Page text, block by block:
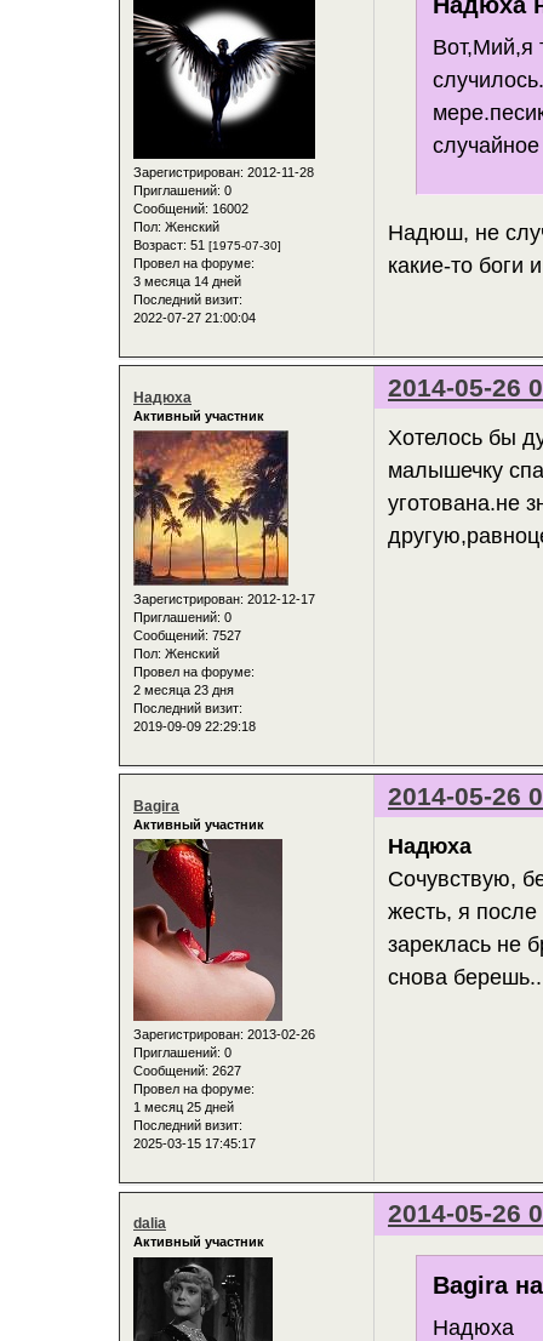
Зарегистрирован: 2012-11-28
Приглашений: 0
Сообщений: 16002
Пол: Женский
Возраст: 51 [1975-07-30]
Провел на форуме:
3 месяца 14 дней
Последний визит:
2022-07-27 21:00:04
Вот,Мий,я
Надюш, не
какие-то боги
2014-05-26
Надюха
Активный участник
Зарегистрирован: 2012-12-17
Приглашений: 0
Сообщений: 7527
Пол: Женский
Провел на форуме:
2 месяца 23 дня
Последний визит:
2019-09-09 22:29:18
Хотелось бы
малышечку
уготована.не
2014-05-26
Bagira
Активный участник
Зарегистрирован: 2013-02-26
Приглашений: 0
Сообщений: 2627
Провел на форуме:
1 месяц 25 дней
Последний визит:
2025-03-15 17:45:17
Надюха
Сочувствую,
жесть, я
зареклась не
снова
2014-05-26
dalia
Активный участник
Bagira
Надюха